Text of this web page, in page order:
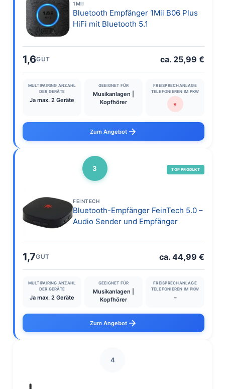
1MII
Bluetooth Empfänger 1Mii B06 Plus
HiFi mit Bluetooth 5.1
1,6GUT ca. 25,99 €
MULTIPAIRING ANZAHL
DER GERÄTE
Ja max. 2 Geräte
GEEIGNET FÜR
Musikanlagen |
Kopfhörer
FREISPRECHANLAGE
TELEFONIEREN IM PKW
✗
Zum Angebot
3 TOP PRODUKT
FEINTECH
Bluetooth-Empfänger FeinTech 5.0 –
Audio Sender und Empfänger
1,7GUT ca. 44,99 €
MULTIPAIRING ANZAHL
DER GERÄTE
Ja max. 2 Geräte
GEEIGNET FÜR
Musikanlagen |
Kopfhörer
FREISPRECHANLAGE
TELEFONIEREN IM PKW
–
Zum Angebot
4